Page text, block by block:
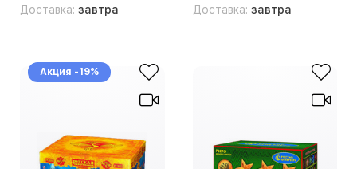
Доставка: завтра Доставка: завтра
Акция -19%